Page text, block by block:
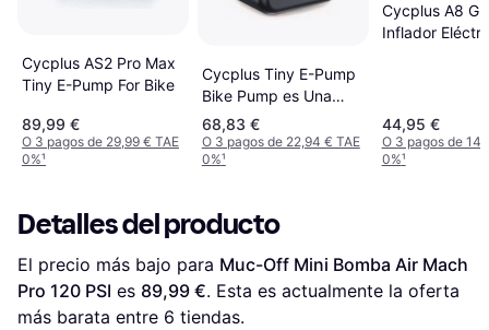
Cycplus AS2 Pro Max
Tiny E-Pump For Bike
89,99 €
O 3 pagos de 29,99 € TAE
0%¹
Cycplus Tiny E-Pump
Bike Pump es Una
Ultra Mini
68,83 €
O 3 pagos de 22,94 € TAE
0%¹
Cycplus A8
Inflador
44,95 €
O 3 pagos de
0%¹
Detalles del producto
El precio más bajo para Muc-Off Mini Bomba Air Mach
Pro 120 PSI es 89,99 €. Esta es actualmente la oferta
más barata entre 6 tiendas.